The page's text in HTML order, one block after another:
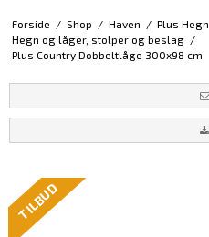
Forside / Shop / Haven / Plus Hegn
Hegn og låger, stolper og beslag /
Plus Country Dobbeltlåge 300x98 cm
TILBUD